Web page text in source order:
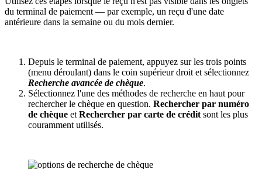
du terminal de paiement — par exemple, un reçu d'une date
antérieure dans la semaine ou du mois dernier.
Depuis le terminal de paiement, appuyez sur les trois points
(menu déroulant) dans le coin supérieur droit et sélectionnez
Recherche avancée de chèque.
Sélectionnez l'une des méthodes de recherche en haut pour
rechercher le chèque en question. Rechercher par numéro
de chèque et Rechercher par carte de crédit sont les plus
couramment utilisés.